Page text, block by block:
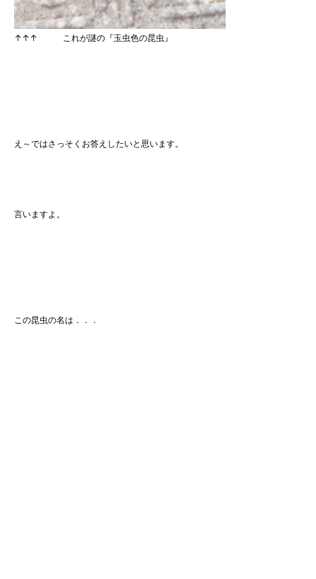
↑↑↑ これが謎の『玉虫色の昆虫』
え～ではさっそくお答えしたいと思います。
言いますよ。
この昆虫の名は．．．